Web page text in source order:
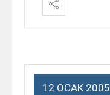
12 OCAK 2005